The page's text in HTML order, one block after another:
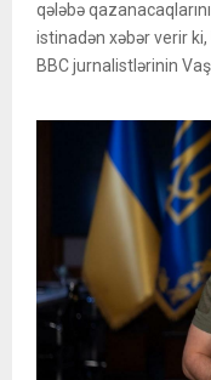
qələbə
istinadən xəbər verir
BBC jurnalistlərinin